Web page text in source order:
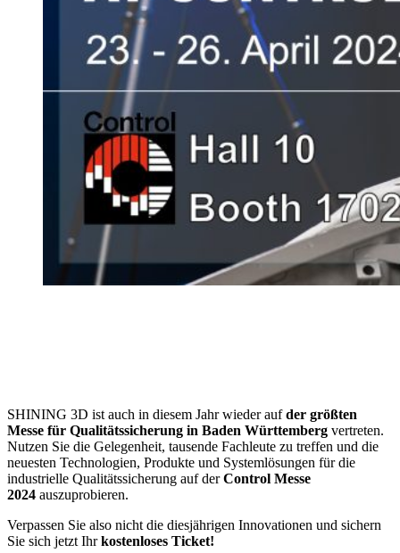
SHINING 3D ist auch in diesem Jahr wieder aufder größten
Messe für Qualitätssicherung in Baden Württemberg vertreten.
Nutzen Sie die Gelegenheit, tausende Fachleute zu treffen und die
neuesten Technologien, Produkte und Systemlösungen für die
industrielle Qualitätssicherung auf derControl Messe
2024 auszuprobieren.
Verpassen Sie also nicht die diesjährigen Innovationen und sichern
Sie sich jetzt Ihrkostenloses Ticket!